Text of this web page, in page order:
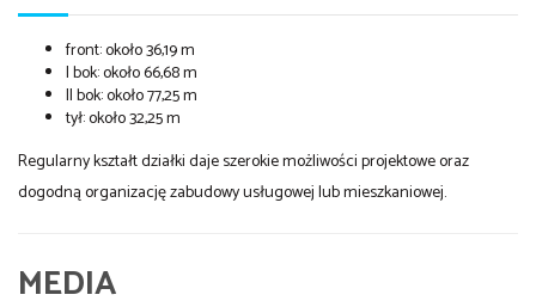
front: około 36,19 m
I bok: około 66,68 m
II bok: około 77,25 m
tył: około 32,25 m
Regularny kształt działki daje szerokie możliwości projektowe oraz
dogodną organizację zabudowy usługowej lub mieszkaniowej.
MEDIA